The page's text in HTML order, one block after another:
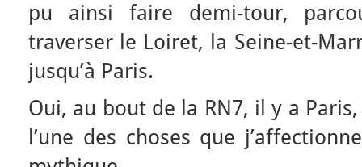
pu ainsi faire demi-tour,
traverser le Loiret, la Seine-et-
jusqu’à Paris.
Oui, au bout de la RN7, il y a
l’une des choses que